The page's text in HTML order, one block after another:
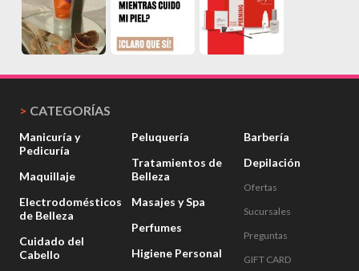
> CATEGORÍAS
Manicuría y
Pedicuría
Maquillaje
Electrodomésticos
de Belleza
Cuidado del
Cabello
Peluquería
Tratamientos de
Belleza
Masajes y Spa
Perfumes
Higiene Personal
Barbería
Depilación
Ofertas
Sucursales
Preguntas
GIFT CARD